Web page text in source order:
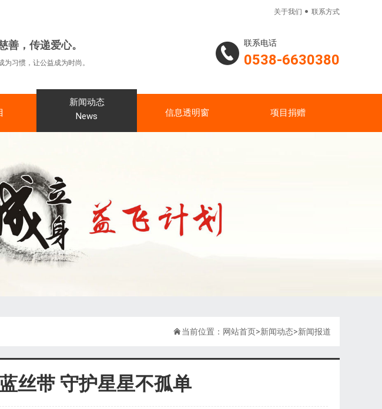
关于我们  联系方式
善，传递爱心。
为习惯，让公益成为时尚。
联系电话
0538-6630380
新闻动态
News
信息透明窗 项目捐赠
当前位置： 网站首页>新闻动态>新闻报道
丝带 守护星星不孤单